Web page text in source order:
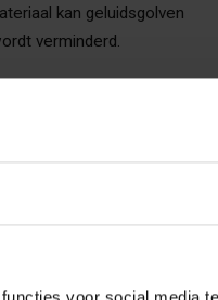
kan geluidsgolven
verminderd.
bij de geluidsisolatie van
van de belangrijkste